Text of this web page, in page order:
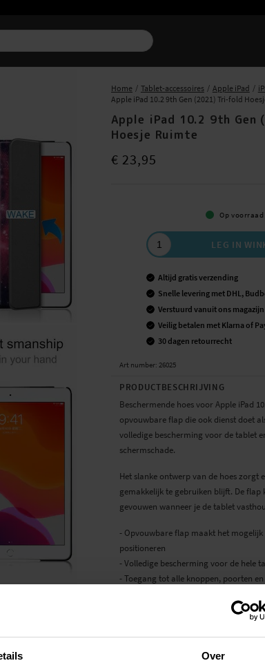
Over
Home Tablet-accessoires Apple iPad
Apple iPad 10.2 9th Gen (2021) Tri-fold
Apple iPad 10.2 9th
Hoesje Ruimte
Prijs:€ 23,95
€ 23,95
Op voorraad
LEG IN
Altijd gratis verzending
Snelle levering met DHL,
Verstuurd vanuit ons
Veilig betalen met Klarna of
30 dagen retourrecht
Art number: 26025
PRODUCTBESCHRIJVING
Beschermende hoes voor Apple iPad
opvouwbare flap die ook dienst doet
volledige bescherming voor de tablet
schermschade.
Het slanke ontwerp van de hoes zorgt
gemakkelijk te gebruiken blijft. De
gevouwen wanneer je de tablet
- Opvouwbare flap maakt het
positioneren
- Volledige bescherming voor de hele
- Toegang tot alle knoppen, poorten